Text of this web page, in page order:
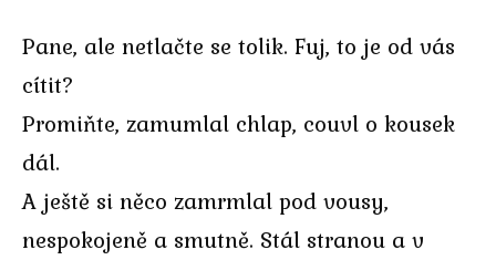
Pane, ale netlačte se tolik. Fuj, to je od vás
cítit?
Promiňte, zamumlal chlap, couvl o kousek
dál.
A ještě si něco zamrmlal pod vousy,
nespokojeně a smutně. Stál stranou a v